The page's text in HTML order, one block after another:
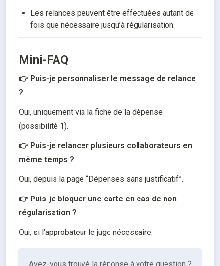
Les relances peuvent être effectuées autant de
fois que nécessaire jusqu’à régularisation.
Mini-FAQ
👉 Puis-je personnaliser le message de relance
?
Oui, uniquement via la fiche de la dépense
(possibilité 1).
👉 Puis-je relancer plusieurs collaborateurs en
même temps ?
Oui, depuis la page “Dépenses sans justificatif”.
👉 Puis-je bloquer une carte en cas de non-
régularisation ?
Oui, si l’approbateur le juge nécessaire.
Avez-vous trouvé la réponse à votre question ?